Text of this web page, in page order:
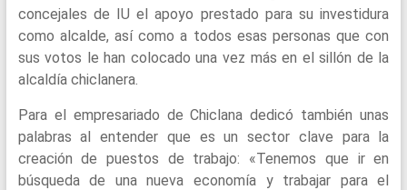
concejales de IU el apoyo prestado para su investidura
como alcalde, así como a todos esas personas que con
sus votos le han colocado una vez más en el sillón de la
alcaldía chiclanera.
Para el empresariado de Chiclana dedicó también unas
palabras al entender que es un sector clave para la
creación de puestos de trabajo: «Tenemos que ir en
búsqueda de una nueva economía y trabajar para el